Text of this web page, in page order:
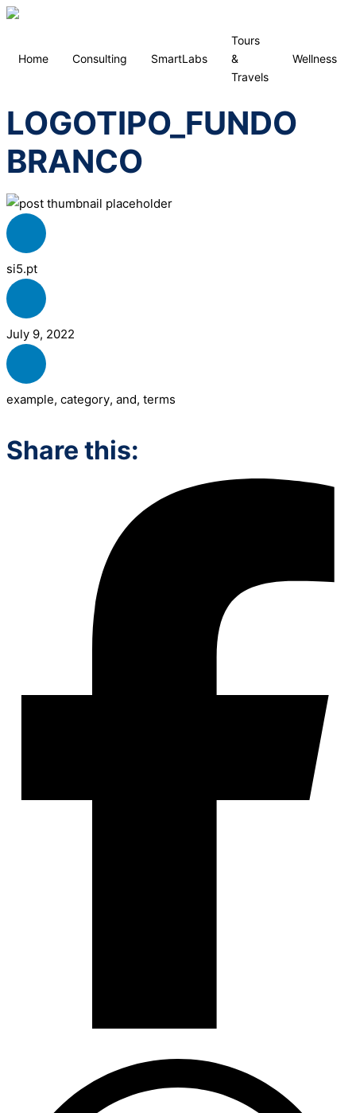
Home Consulting SmartLabs
Tours
&
Travels
Wellness
LOGOTIPO_FUNDO
BRANCO
si5.pt
July 9, 2022
example, category, and, terms
Share this: